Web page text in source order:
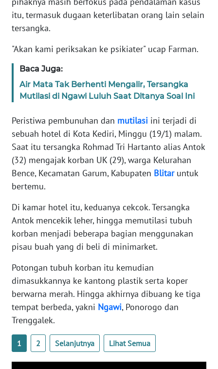
itu, termasuk dugaan keterlibatan orang lain selain
tersangka.
"Akan kami periksakan ke psikiater" ucap Farman.
Baca Juga:
Air Mata Tak Berhenti Mengalir, Tersangka
Mutilasi di Ngawi Luluh Saat Ditanya Soal Ini
Peristiwa pembunuhan dan mutilasi ini terjadi di
sebuah hotel di Kota Kediri, Minggu (19/1) malam.
Saat itu tersangka Rohmad Tri Hartanto alias Antok
(32) mengajak korban UK (29), warga Kelurahan
Bence, Kecamatan Garum, Kabupaten Blitaruntuk
bertemu.
Di kamar hotel itu, keduanya cekcok. Tersangka
Antok mencekik leher, hingga memutilasi tubuh
korban menjadi beberapa bagian menggunakan
pisau buah yang di beli di minimarket.
Potongan tubuh korban itu kemudian
dimasukkannya ke kantong plastik serta koper
berwarna merah. Hingga akhirnya dibuang ke tiga
tempat berbeda, yakni Ngawi, Ponorogo dan
Trenggalek.
1 2 Selanjutnya Lihat Semua
Wahana
News
Regional
WN
WN
JAKARTA
WN
JABAR
WN
BANTEN
NTT
WN
WN
PAPUA
BARAT
WN